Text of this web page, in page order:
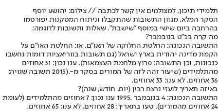
תלמידי תיכון. למצולמים אין קשר לכתבה // צילום: יהושע יוסף
הסקר המלא, מגוון התשובות שהתקבלו וניתוח המסקנות יפורסמו
בהרחבה ביום שישי במוסף "שישבת". שאלות ותשובות לדוגמה:
מה קרה בכ"ט בנובמבר?
התשובה הנכונה: החלטת החלוקה של האו"ם, או: החלטת האו"ם על
הקמת מדינה יהודית בארץ ישראל (גם תשובות בווריאציות דומות נחשבו
כנכונות, וכן התשובה: פרוץ מלחמת העצמאות). ענו נכון: 31 אחוזים
מהתלמידים (שיעור זהה לזה של המורים בסקר מ-.(2015 תשובה שגויה:
36 אחוזים. לא ענו: 33 אחוזים.
באיזה תאריך לועזי נרצח רבין (יום, חודש, שנה)?
התשובה הנכונה: 4 בנובמבר .1995 ענו נכון: 7 אחוזים מהתלמידים (לעומת
24 אחוזים מהמורים). טעו בתאריך: 28 אחוזים. לא ענו: 65 אחוזים.